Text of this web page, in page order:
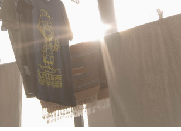
連載
ジャーナル
タグ一覧